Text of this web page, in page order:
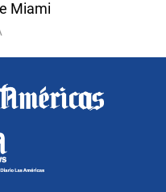
Miami